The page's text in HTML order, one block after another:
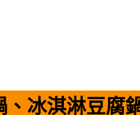
冰淇淋豆腐